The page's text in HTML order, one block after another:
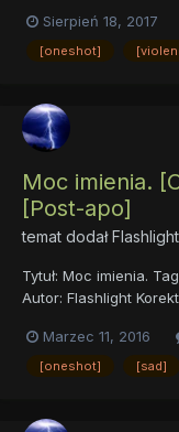
do gustu. Życzę
Chrysalis
Sierpień 18, 2017
[oneshot]
Moc imienia.
[Post-apo]
temat dodałFlashlight
Tytuł: Moc imienia.
Autor: Flashlight
Wszystko przez to, że
nierównomiernie.
Marzec 11, 2016
[oneshot] [sad]